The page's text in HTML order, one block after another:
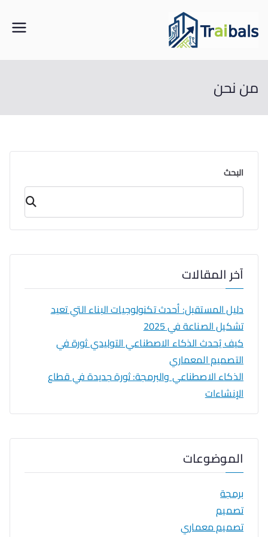
إلى
المحتوى
من مواقع البناء إلى خوارزميات الذكاء
من نحن
البحث
البحث
آخر المقالات
دليل المستقبل: أحدث تكنولوجيات البناء التي تعيد
تشكيل الصناعة في 2025
كيف يُحدث الذكاء الاصطناعي التوليدي ثورة في
التصميم المعماري
الذكاء الاصطناعي والبرمجة: ثورة جديدة في قطاع
الإنشاءات
الموضوعات
برمجة
تصميم
تصميم معماري